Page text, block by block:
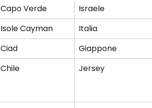
Capo Verde
Israele
Isole Cayman
Italia
Ciad
Giappone
Chile
Jersey